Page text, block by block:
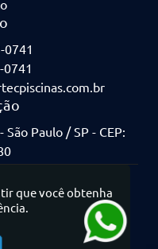
0741
São Paulo / SP - CEP:
que você obtenha